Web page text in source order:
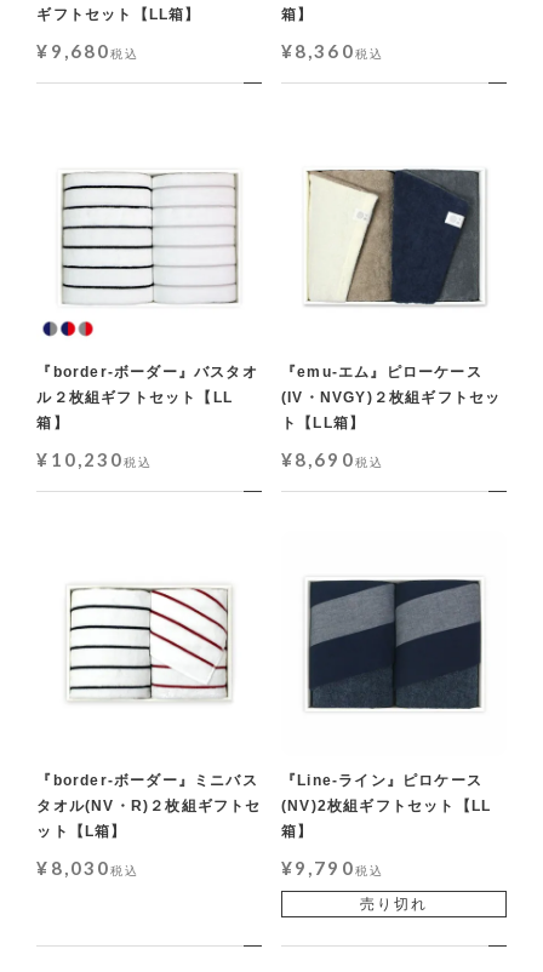
ギフトセット【LL箱】
¥ 9,680税込
箱】
¥8,360税込
『border-ボーダー』バスタオ
ル２枚組ギフトセット【LL
箱】
¥ 10,230税込
『emu-エム』ピローケース
(IV・NVGY)２枚組ギフトセッ
ト【LL箱】
¥8,690税込
『border-ボーダー』ミニバス
タオル(NV・R)２枚組ギフトセ
ット【L箱】
¥ 8,030税込
『Line-ライン』ピロケース
(NV)2枚組ギフトセット【LL
箱】
¥9,790税込
売り切れ